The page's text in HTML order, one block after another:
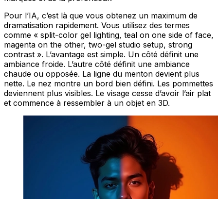
Pour l’IA, c’est là que vous obtenez un maximum de
dramatisation rapidement. Vous utilisez des termes
comme « split-color gel lighting, teal on one side of face,
magenta on the other, two-gel studio setup, strong
contrast ». L’avantage est simple. Un côté définit une
ambiance froide. L’autre côté définit une ambiance
chaude ou opposée. La ligne du menton devient plus
nette. Le nez montre un bord bien défini. Les pommettes
deviennent plus visibles. Le visage cesse d’avoir l’air plat
et commence à ressembler à un objet en 3D.